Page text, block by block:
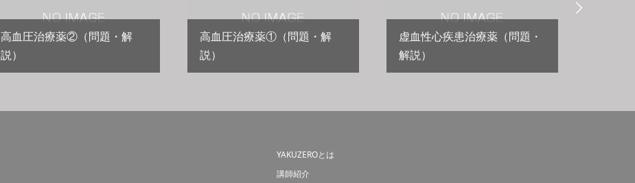
高血圧治療薬②（問題・解
説）
高血圧治療薬①（問題・解
説）
虚血性心疾患治療薬（問題・
解説）

YAKUZEROとは
講師紹介